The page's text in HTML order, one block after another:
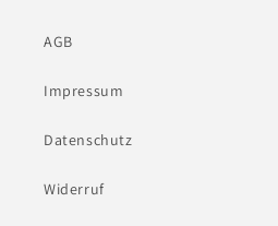
AGB
Impressum
Datenschutz
Widerruf